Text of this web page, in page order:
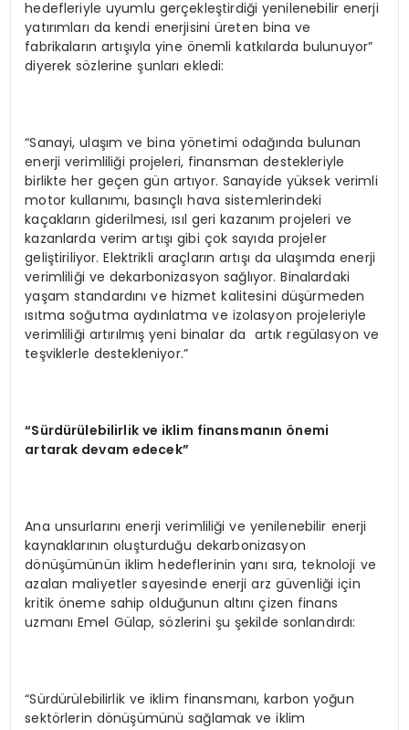
hedefleriyle uyumlu gerçekleştirdiği yenilenebilir enerji
yatırımları da kendi enerjisini üreten bina ve
fabrikaların artışıyla yine önemli katkılarda bulunuyor”
diyerek sözlerine şunları ekledi:
“Sanayi, ulaşım ve bina yönetimi odağında bulunan
enerji verimliliği projeleri, finansman destekleriyle
birlikte her geçen gün artıyor. Sanayide yüksek verimli
motor kullanımı, basınçlı hava sistemlerindeki
kaçakların giderilmesi, ısıl geri kazanım projeleri ve
kazanlarda verim artışı gibi çok sayıda projeler
geliştiriliyor. Elektrikli araçların artışı da ulaşımda enerji
verimliliği ve dekarbonizasyon sağlıyor. Binalardaki
yaşam standardını ve hizmet kalitesini düşürmeden
ısıtma soğutma aydınlatma ve izolasyon projeleriyle
verimliliği artırılmış yeni binalar da artık regülasyon ve
teşviklerle destekleniyor.”
“Sürdürülebilirlik ve iklim finansmanın önemi
artarak devam edecek”
Ana unsurlarını enerji verimliliği ve yenilenebilir enerji
kaynaklarının oluşturduğu dekarbonizasyon
dönüşümünün iklim hedeflerinin yanı sıra, teknoloji ve
azalan maliyetler sayesinde enerji arz güvenliği için
kritik öneme sahip olduğunun altını çizen finans
uzmanı Emel Gülap, sözlerini şu şekilde sonlandırdı:
“Sürdürülebilirlik ve iklim finansmanı, karbon yoğun
sektörlerin dönüşümünü sağlamak ve iklim